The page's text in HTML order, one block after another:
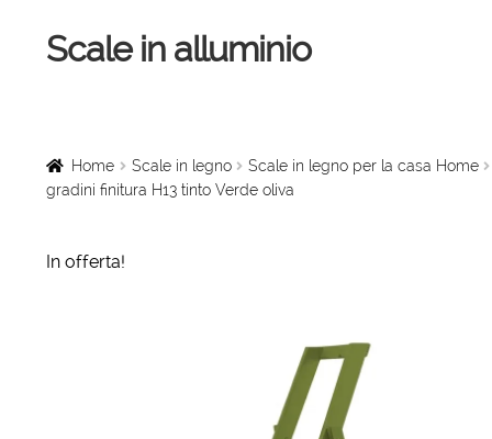
Vai
alla
Vai
al
Scale in alluminio
Scale a chiocciola
Home Scale in legno
Scale in legno per la casa Home
gradini finitura H13 tinto Verde oliva
In offerta!